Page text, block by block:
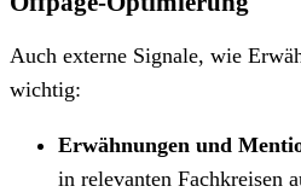
Auch externe Signale, wie
wichtig:
Erwähnungen und
in relevanten Fachkreisen